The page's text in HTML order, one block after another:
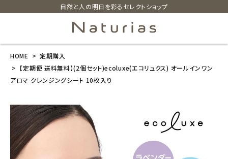
自然と人の明日を彩るセレクトショップ
search
HOME
定期購入
【定期便 送料無料】(2個セット)ecoluxe(エコリュクス) オールインワン
アロマ クレンジングシート 10枚入り